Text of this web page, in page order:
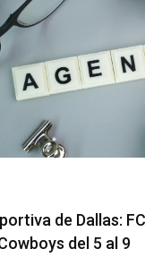
de Dallas:
del 5 al 9